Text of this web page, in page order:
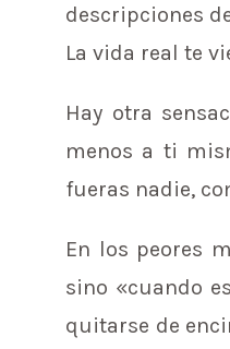
descripciones
La vida real te
Hay otra
menos a ti
fueras nadie,
En los peores
sino «cuando
quitarse de